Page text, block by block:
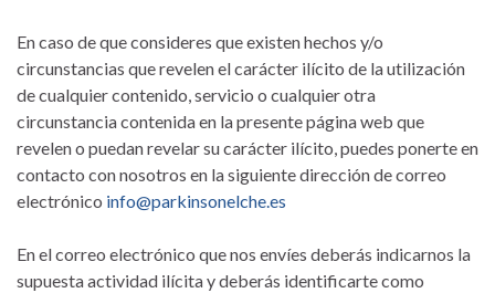
En caso de que consideres que existen hechos y/o
circunstancias que revelen el carácter ilícito de la utilización
de cualquier contenido, servicio o cualquier otra
circunstancia contenida en la presente página web que
revelen o puedan revelar su carácter ilícito, puedes ponerte en
contacto con nosotros en la siguiente dirección de correo
electrónico info@parkinsonelche.es
En el correo electrónico que nos envíes deberás indicarnos la
supuesta actividad ilícita y deberás identificarte como